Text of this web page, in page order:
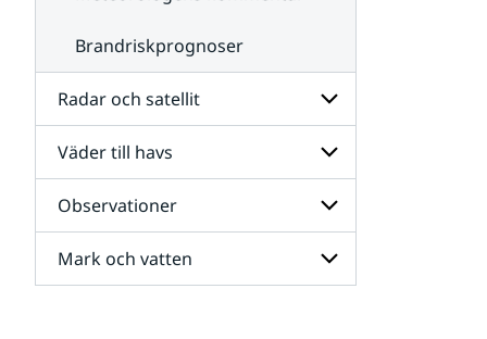
Brandriskprognoser
Radar och satellit
Undersidor
för
Radar
och
satellit
Väder till havs
Undersidor
för
Väder
till
havs
Observationer
Undersidor
för
Mark och vatten